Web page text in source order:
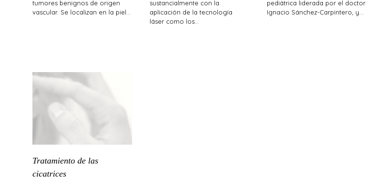
tumores benignos de origen
vascular. Se localizan en la piel…
sustancialmente con la
aplicación de la tecnología
láser como los…
pediátrica liderada por el doctor
Ignacio Sánchez-Carpintero, y…
Tratamiento de las
cicatrices